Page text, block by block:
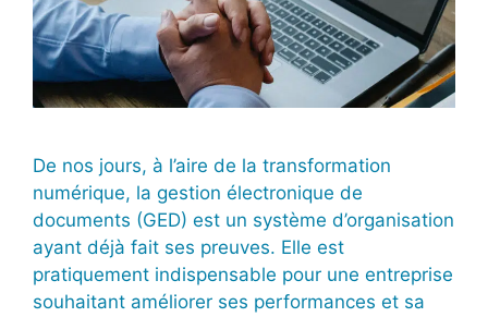
De nos jours, à l’aire de la transformation
numérique, la gestion électronique de
documents (GED) est un système d’organisation
ayant déjà fait ses preuves. Elle est
pratiquement indispensable pour une entreprise
souhaitant améliorer ses performances et sa